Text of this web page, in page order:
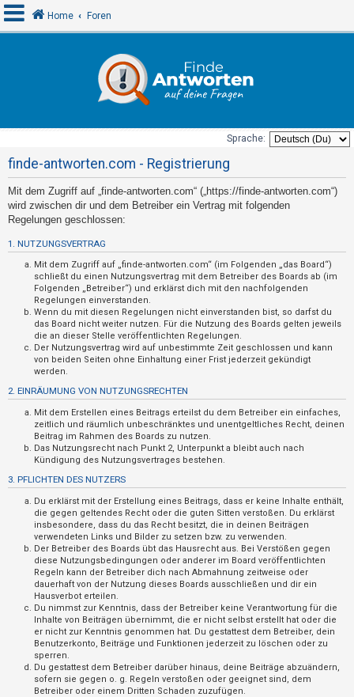
l
d
e
n
t
w
e
Home Foren
Sprache:
finde-antworten.com - Registrierung
Mit dem Zugriff auf „finde-antworten.com“ („https://finde-antworten.com“)
wird zwischen dir und dem Betreiber ein Vertrag mit folgenden
Regelungen geschlossen:
1. NUTZUNGSVERTRAG
Mit dem Zugriff auf „finde-antworten.com“ (im Folgenden „das Board“)
schließt du einen Nutzungsvertrag mit dem Betreiber des Boards ab (im
Folgenden „Betreiber“) und erklärst dich mit den nachfolgenden
Regelungen einverstanden.
Wenn du mit diesen Regelungen nicht einverstanden bist, so darfst du
das Board nicht weiter nutzen. Für die Nutzung des Boards gelten jeweils
die an dieser Stelle veröffentlichten Regelungen.
Der Nutzungsvertrag wird auf unbestimmte Zeit geschlossen und kann
von beiden Seiten ohne Einhaltung einer Frist jederzeit gekündigt
werden.
2. EINRÄUMUNG VON NUTZUNGSRECHTEN
Mit dem Erstellen eines Beitrags erteilst du dem Betreiber ein einfaches,
zeitlich und räumlich unbeschränktes und unentgeltliches Recht, deinen
Beitrag im Rahmen des Boards zu nutzen.
Das Nutzungsrecht nach Punkt 2, Unterpunkt a bleibt auch nach
Kündigung des Nutzungsvertrages bestehen.
3. PFLICHTEN DES NUTZERS
Du erklärst mit der Erstellung eines Beitrags, dass er keine Inhalte enthält,
die gegen geltendes Recht oder die guten Sitten verstoßen. Du erklärst
insbesondere, dass du das Recht besitzt, die in deinen Beiträgen
verwendeten Links und Bilder zu setzen bzw. zu verwenden.
Der Betreiber des Boards übt das Hausrecht aus. Bei Verstößen gegen
diese Nutzungsbedingungen oder anderer im Board veröffentlichten
Regeln kann der Betreiber dich nach Abmahnung zeitweise oder
dauerhaft von der Nutzung dieses Boards ausschließen und dir ein
Hausverbot erteilen.
Du nimmst zur Kenntnis, dass der Betreiber keine Verantwortung für die
Inhalte von Beiträgen übernimmt, die er nicht selbst erstellt hat oder die
er nicht zur Kenntnis genommen hat. Du gestattest dem Betreiber, dein
Benutzerkonto, Beiträge und Funktionen jederzeit zu löschen oder zu
sperren.
Du gestattest dem Betreiber darüber hinaus, deine Beiträge abzuändern,
sofern sie gegen o. g. Regeln verstoßen oder geeignet sind, dem
Betreiber oder einem Dritten Schaden zuzufügen.